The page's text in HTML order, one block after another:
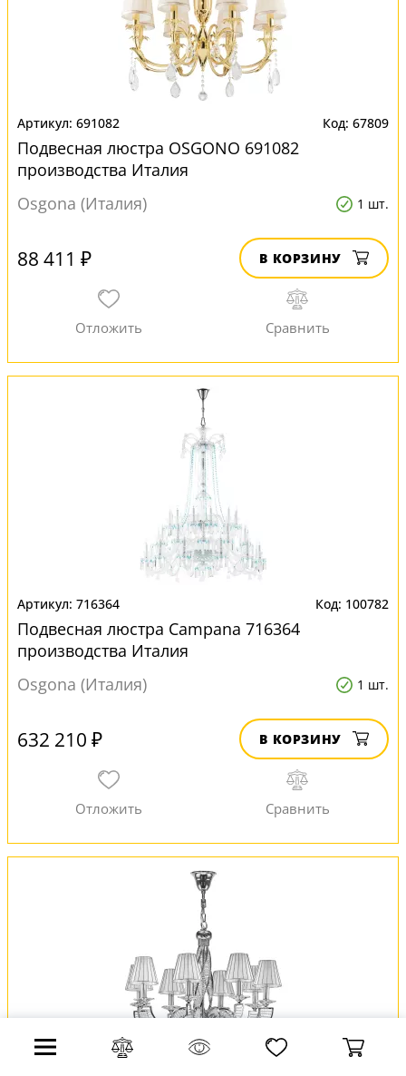
691082 67809
Подвесная люстра OSGONO 691082
производства Италия
Osgona (Италия)
1 шт.
88 411 ₽ В КОРЗИНУ
716364 100782
Подвесная люстра Campana 716364
производства Италия
Osgona (Италия)
1 шт.
632 210 ₽ В КОРЗИНУ